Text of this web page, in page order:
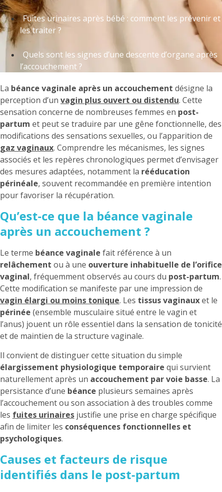
Fuites urinaires après bébé : comment les prévenir et
les traiter ?
Quels sont les signes d’une descente d’organe après
l’accouchement ?
La béance vaginale après un accouchement désigne la
perception d’un vagin plus ouvert ou distendu. Cette
sensation concerne de nombreuses femmes en post-
partum et peut se traduire par une gêne fonctionnelle, des
modifications des sensations sexuelles, ou l’apparition de
gaz vaginaux. Comprendre les mécanismes, les signes
associés et les repères chronologiques permet d’envisager
des mesures adaptées, notamment la rééducation
périnéale, souvent recommandée en première intention
pour favoriser la récupération.
Qu’est-ce que la béance vaginale
après un accouchement ?
Le terme béance vaginale fait référence à un
relâchement ou à une ouverture inhabituelle de l’orifice
vaginal, fréquemment observés au cours du post-partum.
Cette modification se manifeste par une impression de
vagin élargi ou moins tonique. Les tissus vaginauxet le
périnée (ensemble musculaire situé entre le vagin et
l’anus) jouent un rôle essentiel dans la sensation de tonicité
et de maintien de la structure vaginale.
Il convient de distinguer cette situation du simple
élargissement physiologique temporaire qui survient
naturellement après un accouchement par voie basse. La
persistance d’une béance plusieurs semaines après
l’accouchement ou son association à des troubles comme
les fuites urinaires justifie une prise en charge spécifique
afin de limiter les conséquences fonctionnelles et
psychologiques.
Causes et facteurs de risque
identifiés dans le post-partum